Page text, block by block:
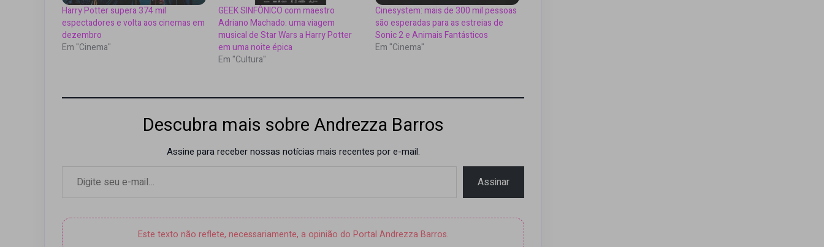
Harry Potter supera 374 mil
espectadores e volta aos cinemas em
dezembro
Em "Cinema"
GEEK SINFÔNICO com maestro
Adriano Machado: uma viagem
musical de Star Wars a Harry Potter
em uma noite épica
Em "Cultura"
Cinesystem: mais de 300 mil pessoas
são esperadas para as estreias de
Sonic 2 e Animais Fantásticos
Em "Cinema"
Descubra mais sobre Andrezza Barros
Assine para receber nossas notícias mais recentes por e-mail.
Assinar
Este texto não reflete, necessariamente, a opinião do Portal Andrezza Barros.